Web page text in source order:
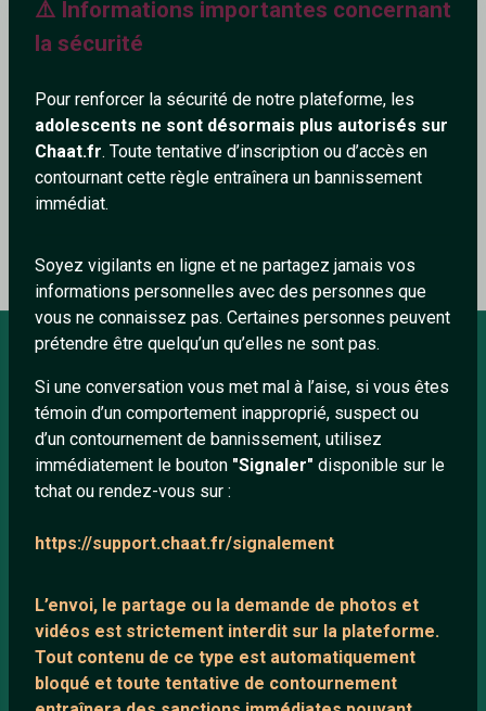
⚠️ Informations importantes concernant
la sécurité
Pour renforcer la sécurité de notre plateforme, les
adolescents ne sont désormais plus autorisés sur
Chaat.fr. Toute tentative d’inscription ou d’accès en
contournant cette règle entraînera un bannissement
immédiat.
Soyez vigilants en ligne et ne partagez jamais vos
informations personnelles avec des personnes que
vous ne connaissez pas. Certaines personnes peuvent
prétendre être quelqu’un qu’elles ne sont pas.
Si une conversation vous met mal à l’aise, si vous êtes
témoin d’un comportement inapproprié, suspect ou
d’un contournement de bannissement, utilisez
immédiatement le bouton "Signaler" disponible sur le
tchat ou rendez-vous sur :
https://support.chaat.fr/signalement
L’envoi, le partage ou la demande de photos et
vidéos est strictement interdit sur la plateforme.
Tout contenu de ce type est automatiquement
bloqué et toute tentative de contournement
553+
Ajouter un commentaire (0) Tchatter
Le profil n'a pas encore de commentaire.
À PROPOS
Conditions générales
À propos
Mentions légales
Protection mineurs
Blog
Salons de discussion